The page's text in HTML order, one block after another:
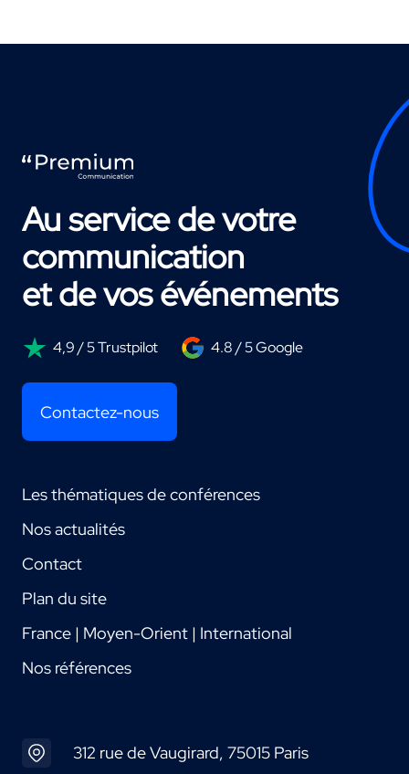
Au service de votre
communication
et de vos événements
4,9 / 5 Trustpilot 4.8 / 5 Google
Contactez-nous
Les thématiques de conférences
Nos actualités
Contact
Plan du site
France | Moyen-Orient | International
Nos références
312 rue de Vaugirard, 75015 Paris